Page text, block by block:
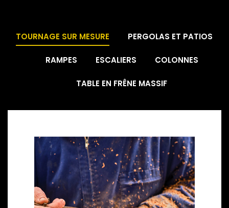
TOURNAGE SUR MESURE PERGOLAS ET PATIOS
RAMPES ESCALIERS COLONNES
TABLE EN FRÊNE MASSIF